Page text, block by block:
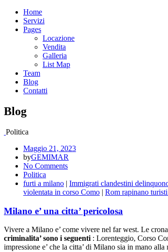
Home
Servizi
Pages
Locazione
Vendita
Galleria
List Map
Team
Blog
Contatti
Blog
Politica
Maggio 21, 2023
byGEMIMAR
No Comments
Politica
furti a milano | Immigrati clandestini
violentata in corso Como | Rom rapinano
Milano e’ una citta’ pericolosa
Vivere a Milano e’ come vivere nel far west. Le
criminalita’ sono i seguenti : Lorenteggio, Corso
impressione e’ che la citta’ di Milano sia in mano